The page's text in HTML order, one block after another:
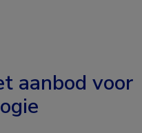
aanbod voor